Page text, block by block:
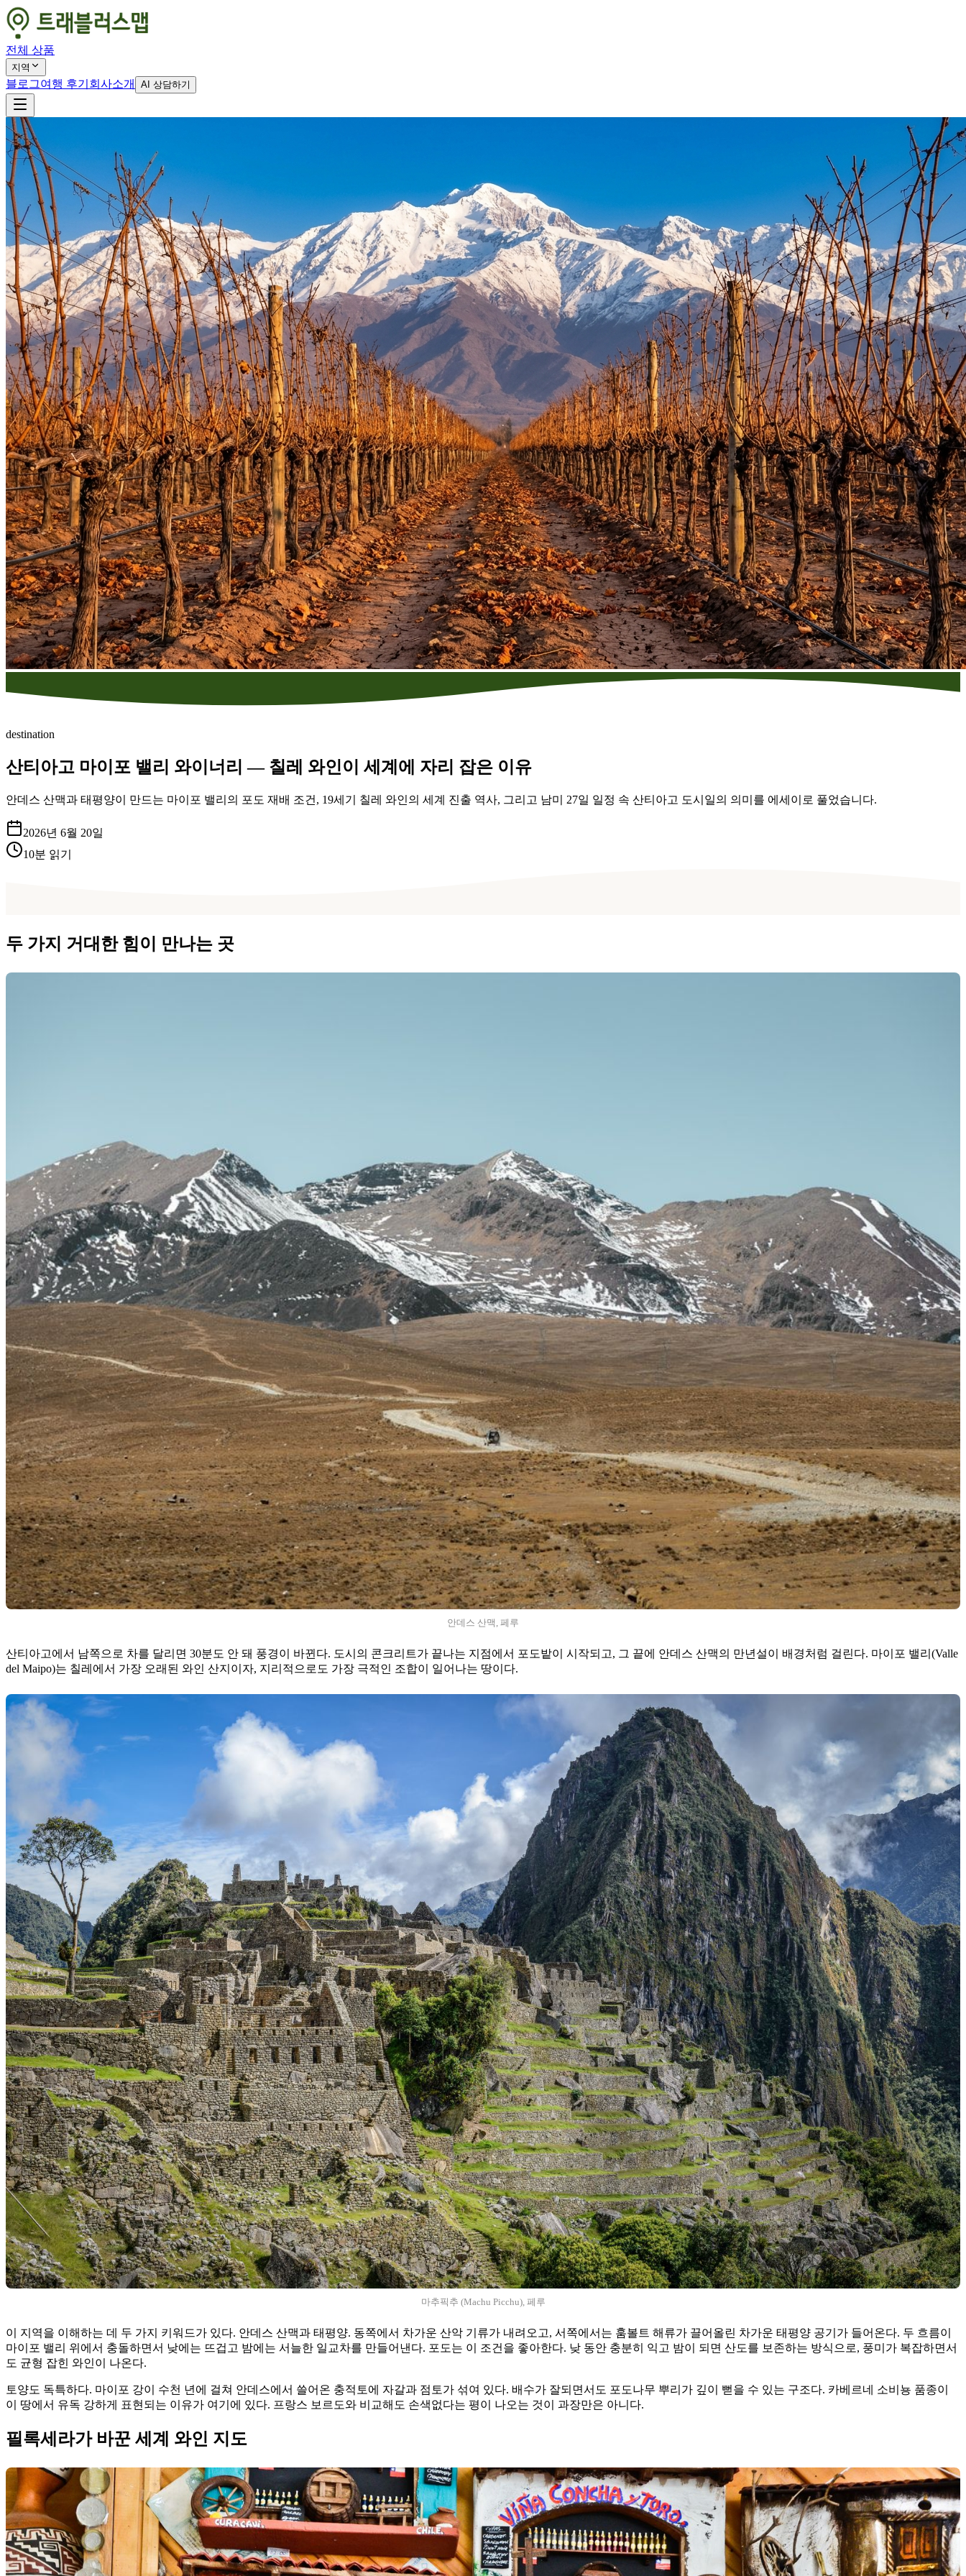
전체 상품
지역
블로그여행 후기 회사소개 AI 상담하기
destination
산티아고 마이포 밸리 와이너리 — 칠레 와인이 세계에 자리 잡은 이유
안데스 산맥과 태평양이 만드는 마이포 밸리의 포도 재배 조건, 19세기 칠레 와인의 세계 진출 역사, 그리고 남미 27일 일정 속 산티아고 도시일의 의미를 에세이로 풀었습니다.
2026년 6월 20일
10분 읽기
두 가지 거대한 힘이 만나는 곳
안데스 산맥, 페루
산티아고에서 남쪽으로 차를 달리면 30분도 안 돼 풍경이 바뀐다. 도시의 콘크리트가 끝나는 지점에서 포도밭이 시작되고, 그 끝에 안데스 산맥의 만년설이 배경처럼 걸린다. 마이포 밸리(Valle
del Maipo)는 칠레에서 가장 오래된 와인 산지이자, 지리적으로도 가장 극적인 조합이 일어나는 땅이다.
마추픽추 (Machu Picchu), 페루
이 지역을 이해하는 데 두 가지 키워드가 있다. 안데스 산맥과 태평양. 동쪽에서 차가운 산악 기류가 내려오고, 서쪽에서는 훔볼트 해류가 끌어올린 차가운 태평양 공기가 들어온다. 두 흐름이
마이포 밸리 위에서 충돌하면서 낮에는 뜨겁고 밤에는 서늘한 일교차를 만들어낸다. 포도는 이 조건을 좋아한다. 낮 동안 충분히 익고 밤이 되면 산도를 보존하는 방식으로, 풍미가 복잡하면서
도 균형 잡힌 와인이 나온다.
토양도 독특하다. 마이포 강이 수천 년에 걸쳐 안데스에서 쓸어온 충적토에 자갈과 점토가 섞여 있다. 배수가 잘되면서도 포도나무 뿌리가 깊이 뻗을 수 있는 구조다. 카베르네 소비뇽 품종이
이 땅에서 유독 강하게 표현되는 이유가 여기에 있다. 프랑스 보르도와 비교해도 손색없다는 평이 나오는 것이 과장만은 아니다.
필록세라가 바꾼 세계 와인 지도